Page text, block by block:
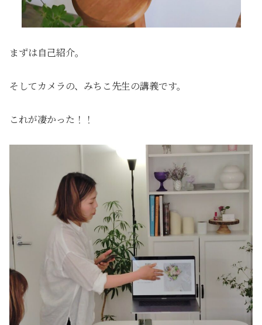
まずは自己紹介。
そしてカメラの、みちこ先生の講義です。
これが凄かった！！